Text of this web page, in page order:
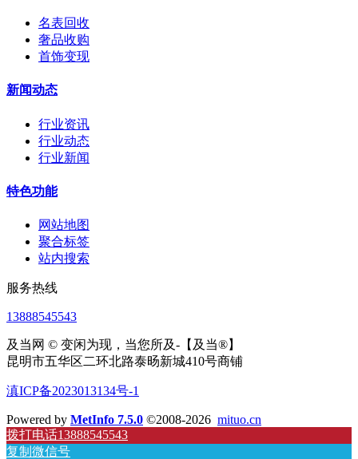
名表回收
奢品收购
首饰变现
新闻动态
行业资讯
行业动态
行业新闻
特色功能
网站地图
聚合标签
站内搜索
服务热线
13888545543
及当网 © 变闲为现，当您所及-【及当®】
昆明市五华区二环北路泰旸新城410号商铺
滇ICP备2023013134号-1
Powered by MetInfo 7.5.0 ©2008-2026 mituo.cn
拨打电话13888545543
复制微信号